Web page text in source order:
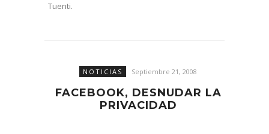
Tuenti.
NOTICIAS Septiembre 21, 2008
FACEBOOK, DESNUDAR LA
PRIVACIDAD